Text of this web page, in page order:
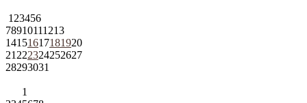
1 23456
78910111213
14151617181920
21 222324252627
28293031
1